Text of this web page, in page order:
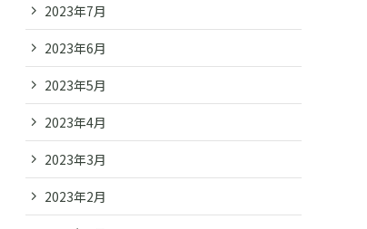
2023年7月
2023年6月
2023年5月
2023年4月
2023年3月
2023年2月